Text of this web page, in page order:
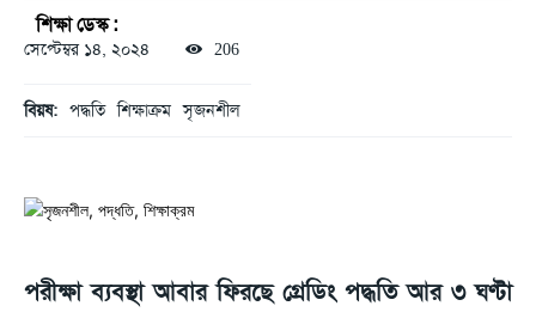
শিক্ষা ডেস্ক :
সেপ্টেম্বর ১৪, ২০২৪ 206
বিয়ষ: পদ্ধতি শিক্ষাক্রম সৃজনশীল
পরীক্ষা ব্যবস্থা আবার ফিরছে গ্রেডিং পদ্ধতি আর ৩ ঘণ্টা